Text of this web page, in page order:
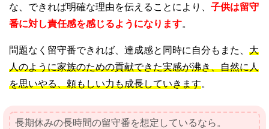
な、できれば明確な理由を伝えることにより、 子供は留守
番に対し責任感を感じるようになります。
問題なく留守番できれば、達成感と同時に自分もまた、 大
人のように家族のための貢献できた実感が沸き、自然に人
を思いやる、頼もしい力も成長していきます。
長期休みの長時間の留守番を想定しているなら。